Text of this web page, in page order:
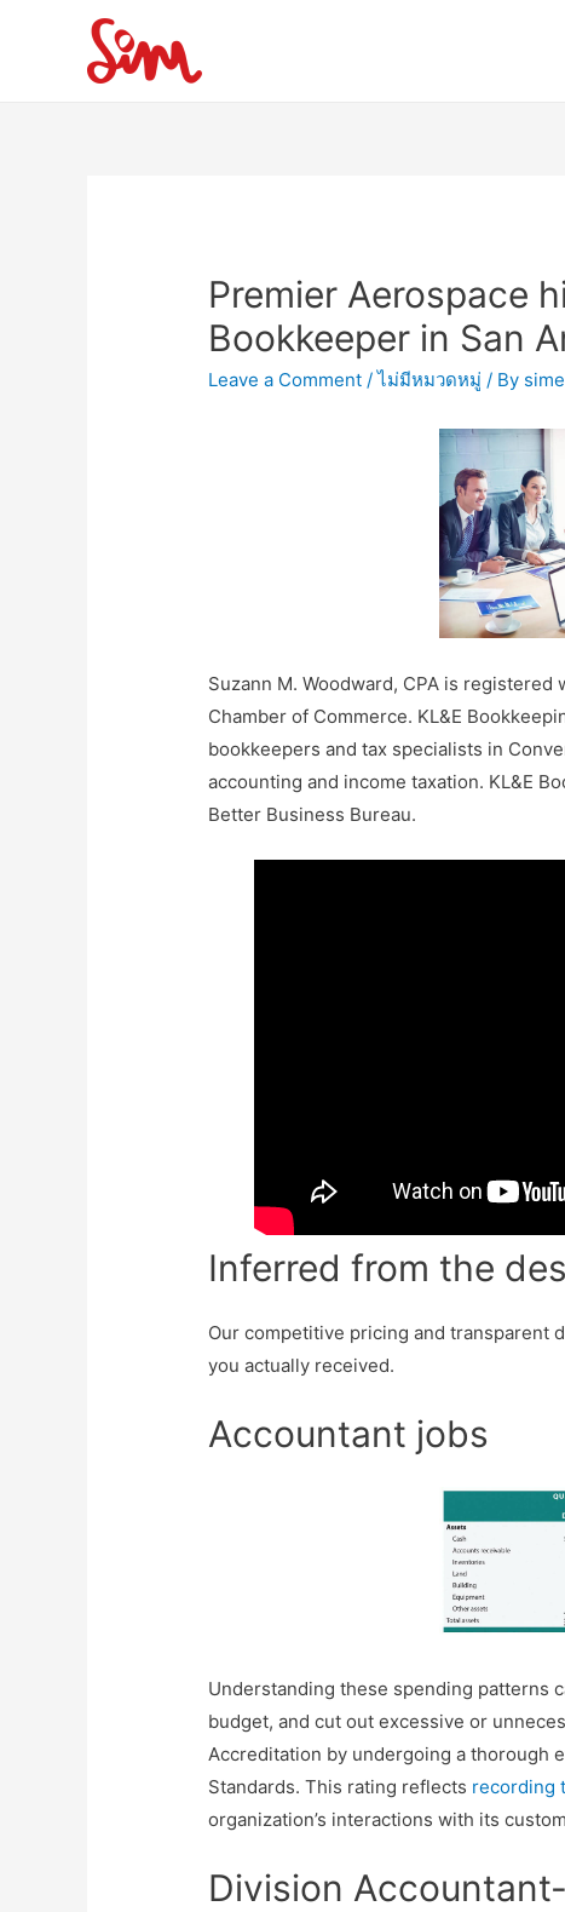
Premier Aerospace
Bookkeeper in San
Leave a Comment /ไม่มีหมวดหมู่ / By
Suzann M. Woodward, CPA is
Chamber of Commerce. KL&E
bookkeepers and tax specialists in
accounting and income taxation. KL&E
Better Business Bureau.
Inferred from the
Our competitive pricing and transparent
you actually received.
Accountant jobs
Understanding these spending patterns
budget, and cut out excessive or
Accreditation by undergoing a thorough
Standards. This rating reflects recording
organization’s interactions with its
Division